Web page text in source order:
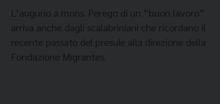
L’augurio a mons. Perego di un “buon lavoro”
arriva anche dagli scalabriniani che ricordano il
recente passato del presule alla direzione della
Fondazione Migrantes.